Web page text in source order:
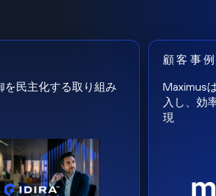
を民主化する取り組み
顧客事
Maximus
入し、効
現